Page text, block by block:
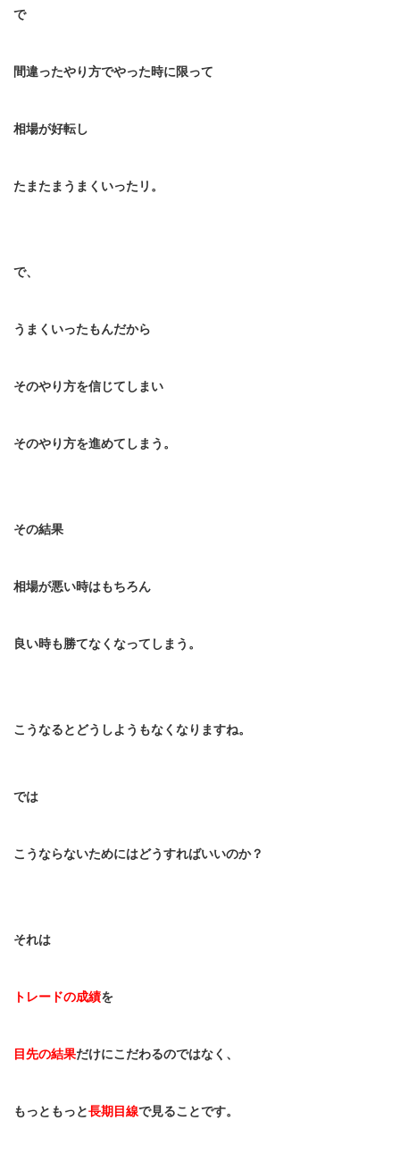
で
間違ったやり方でやった時に限って
相場が好転し
たまたまうまくいったリ。
で、
うまくいったもんだから
そのやり方を信じてしまい
そのやり方を進めてしまう。
その結果
相場が悪い時はもちろん
良い時も勝てなくなってしまう。
こうなるとどうしようもなくなりますね。
では
こうならないためにはどうすればいいのか？
それは
トレードの成績を
目先の結果だけにこだわるのではなく、
もっともっと長期目線で見ることです。